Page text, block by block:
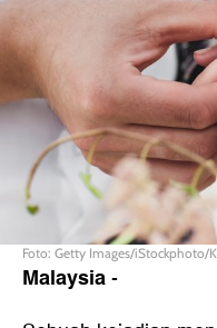
Foto: Getty Images/iStockphoto/
Malaysia-